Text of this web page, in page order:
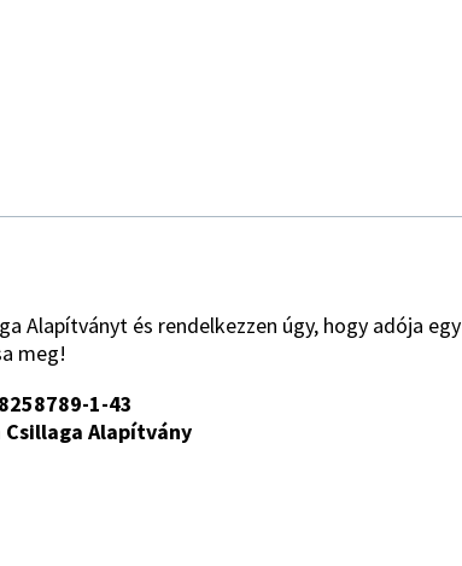
Alapítványt és rendelkezzen úgy, hogy adója egy
meg!
1-43
Csillaga Alapítvány